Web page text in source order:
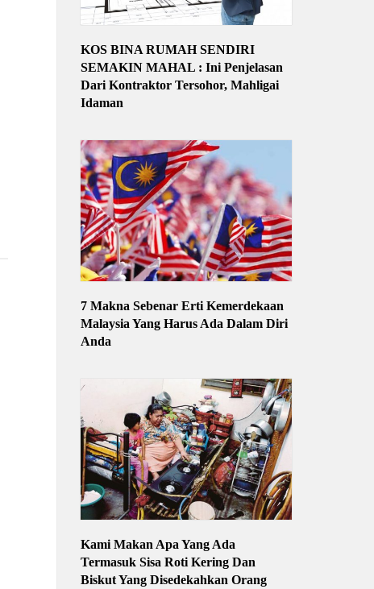
KOS BINA RUMAH SENDIRI
SEMAKIN MAHAL : Ini Penjelasan
Dari Kontraktor Tersohor, Mahligai
Idaman
7 Makna Sebenar Erti Kemerdekaan
Malaysia Yang Harus Ada Dalam Diri
Anda
Kami Makan Apa Yang Ada
Termasuk Sisa Roti Kering Dan
Biskut Yang Disedekahkan Orang